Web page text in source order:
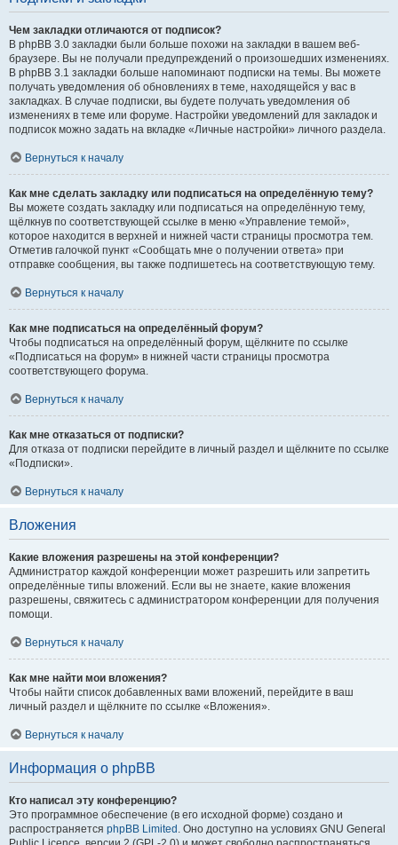
Чем закладки отличаются от подписок?
В phpBB 3.0 закладки были больше похожи на закладки в вашем веб-
браузере. Вы не получали предупреждений о произошедших изменениях.
В phpBB 3.1 закладки больше напоминают подписки на темы. Вы можете
получать уведомления об обновлениях в теме, находящейся у вас в
закладках. В случае подписки, вы будете получать уведомления об
изменениях в теме или форуме. Настройки уведомлений для закладок и
подписок можно задать на вкладке «Личные настройки» личного раздела.
Вернуться к началу
Как мне сделать закладку или подписаться на определённую тему?
Вы можете создать закладку или подписаться на определённую тему,
щёлкнув по соответствующей ссылке в меню «Управление темой»,
которое находится в верхней и нижней части страницы просмотра тем.
Отметив галочкой пункт «Сообщать мне о получении ответа» при
отправке сообщения, вы также подпишетесь на соответствующую тему.
Вернуться к началу
Как мне подписаться на определённый форум?
Чтобы подписаться на определённый форум, щёлкните по ссылке
«Подписаться на форум» в нижней части страницы просмотра
соответствующего форума.
Вернуться к началу
Как мне отказаться от подписки?
Для отказа от подписки перейдите в личный раздел и щёлкните по ссылке
«Подписки».
Вернуться к началу
Вложения
Какие вложения разрешены на этой конференции?
Администратор каждой конференции может разрешить или запретить
определённые типы вложений. Если вы не знаете, какие вложения
разрешены, свяжитесь с администратором конференции для получения
помощи.
Вернуться к началу
Как мне найти мои вложения?
Чтобы найти список добавленных вами вложений, перейдите в ваш
личный раздел и щёлкните по ссылке «Вложения».
Вернуться к началу
Информация о phpBB
Кто написал эту конференцию?
Это программное обеспечение (в его исходной форме) создано и
распространяется phpBB Limited . Оно доступно на условиях GNU General